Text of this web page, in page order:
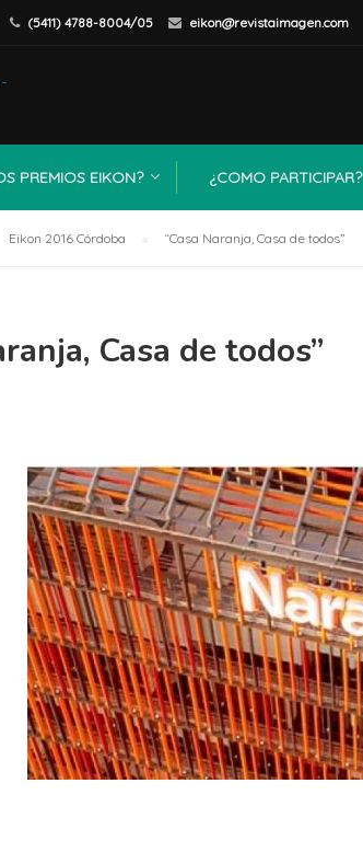
(5411) 4788-8004/05 eikon@revistaimagen.com
PREMIOS EIKON? ¿COMO PARTICIPAR?
Eikon 2016 Córdoba “Casa Naranja, Casa de todos”
Casa de todos”